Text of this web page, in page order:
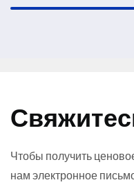
Чтобы получить
нам электронное